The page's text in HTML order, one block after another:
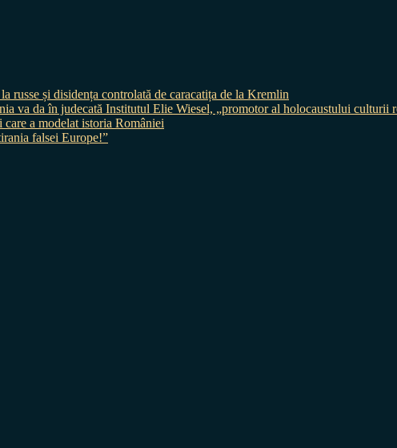
și disidența controlată de caracatița de la Kremlin
va da în judecată Institutul Elie Wiesel, „promotor al holocaustului culturii
a modelat istoria României
falsei Europe!”